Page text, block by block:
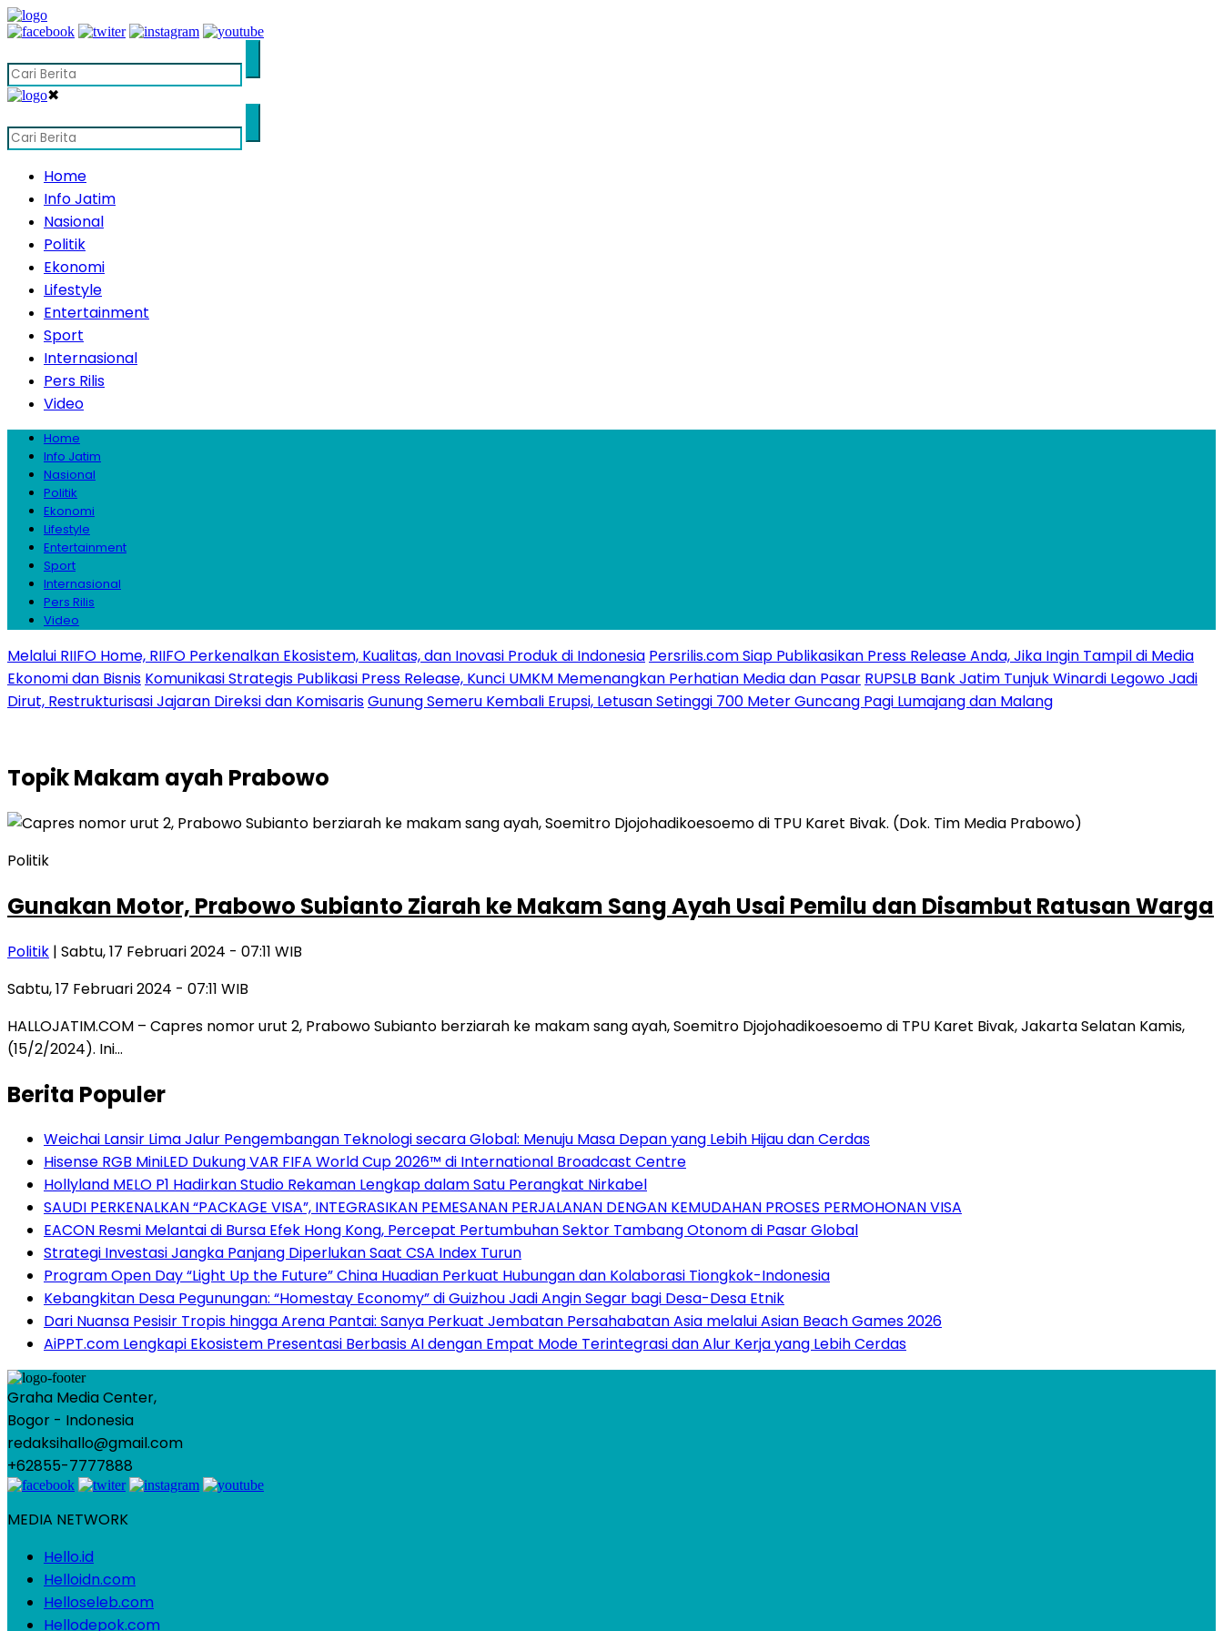
✖
Home
Info Jatim
Nasional
Politik
Ekonomi
Lifestyle
Entertainment
Sport
Internasional
Pers Rilis
Video
Home
Info Jatim
Nasional
Politik
Ekonomi
Lifestyle
Entertainment
Sport
Internasional
Pers Rilis
Video
Melalui RIIFO Home, RIIFO Perkenalkan Ekosistem, Kualitas, dan Inovasi Produk di Indonesia Persrilis.com Siap Publikasikan Press Release Anda, Jika Ingin Tampil di Media
Ekonomi dan Bisnis Komunikasi Strategis Publikasi Press Release, Kunci UMKM Memenangkan Perhatian Media dan Pasar RUPSLB Bank Jatim Tunjuk Winardi Legowo Jadi
Dirut, Restrukturisasi Jajaran Direksi dan KomisarisGunung Semeru Kembali Erupsi, Letusan Setinggi 700 Meter Guncang Pagi Lumajang dan Malang
TopikMakam ayah Prabowo
Politik
Gunakan Motor, Prabowo Subianto Ziarah ke Makam Sang Ayah Usai Pemilu dan Disambut Ratusan Warga
Politik | Sabtu, 17 Februari 2024 - 07:11 WIB
Sabtu, 17 Februari 2024 - 07:11 WIB
HALLOJATIM.COM – Capres nomor urut 2, Prabowo Subianto berziarah ke makam sang ayah, Soemitro Djojohadikoesoemo di TPU Karet Bivak, Jakarta Selatan Kamis,
(15/2/2024). Ini…
Berita Populer
Weichai Lansir Lima Jalur Pengembangan Teknologi secara Global: Menuju Masa Depan yang Lebih Hijau dan Cerdas
Hisense RGB MiniLED Dukung VAR FIFA World Cup 2026™ di International Broadcast Centre
Hollyland MELO P1 Hadirkan Studio Rekaman Lengkap dalam Satu Perangkat Nirkabel
SAUDI PERKENALKAN “PACKAGE VISA”, INTEGRASIKAN PEMESANAN PERJALANAN DENGAN KEMUDAHAN PROSES PERMOHONAN VISA
EACON Resmi Melantai di Bursa Efek Hong Kong, Percepat Pertumbuhan Sektor Tambang Otonom di Pasar Global
Strategi Investasi Jangka Panjang Diperlukan Saat CSA Index Turun
Program Open Day “Light Up the Future” China Huadian Perkuat Hubungan dan Kolaborasi Tiongkok-Indonesia
Kebangkitan Desa Pegunungan: “Homestay Economy” di Guizhou Jadi Angin Segar bagi Desa-Desa Etnik
Dari Nuansa Pesisir Tropis hingga Arena Pantai: Sanya Perkuat Jembatan Persahabatan Asia melalui Asian Beach Games 2026
AiPPT.com Lengkapi Ekosistem Presentasi Berbasis AI dengan Empat Mode Terintegrasi dan Alur Kerja yang Lebih Cerdas
Graha Media Center,
Bogor - Indonesia
redaksihallo@gmail.com
+62855-7777888
MEDIA NETWORK
Hello.id
Helloidn.com
Helloseleb.com
Hellodepok.com